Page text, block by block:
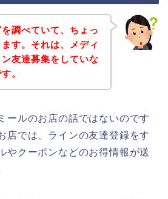
調べていて、ちょっ
す。それは、メディ
友達募集をしていな
。
ールのお店の話ではないのです
店では、ラインの友達登録をす
やクーポンなどのお得情報が送